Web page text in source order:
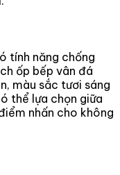
tính năng chống
ốp bếp vân đá
màu sắc tươi sáng
thể lựa chọn giữa
nhấn cho không